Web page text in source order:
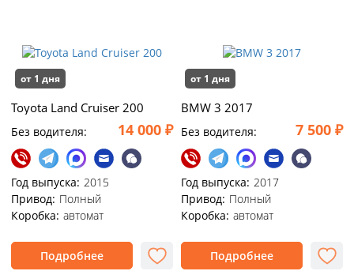
от 1 дня
Toyota Land Cruiser 200
Без водителя: 14 000 ₽
Год выпуска: 2015
Привод: Полный
Коробка: автомат
Подробнее
от 1 дня
BMW 3 2017
Без водителя: 7 500 ₽
Год выпуска: 2017
Привод: Полный
Коробка: автомат
Подробнее